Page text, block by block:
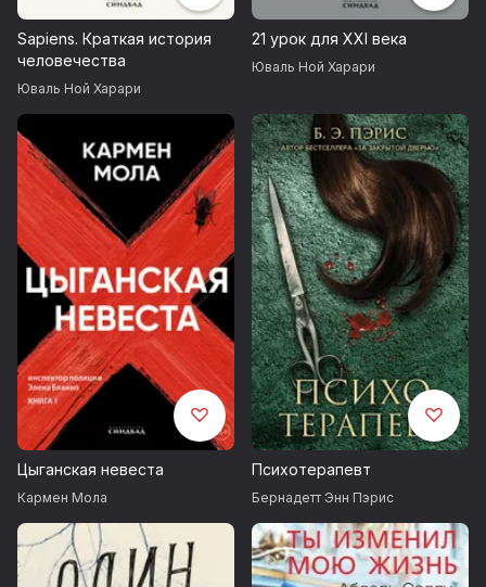
Sapiens. Краткая история
человечества
Юваль Ной Харари
21 урок для XXI века
Юваль Ной Харари
Цыганская невеста
Кармен Мола
Психотерапевт
Бернадетт Энн Пэрис